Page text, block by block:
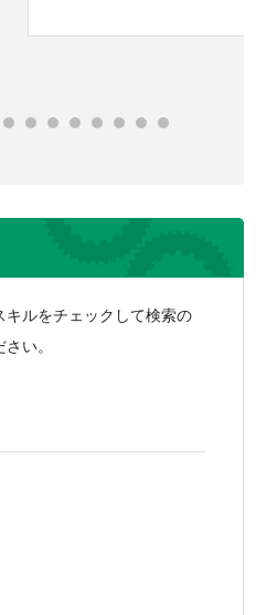
ルをチェックして検索の
い。